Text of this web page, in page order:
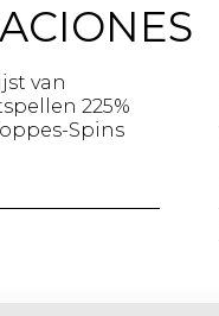
van
225%
Spins​